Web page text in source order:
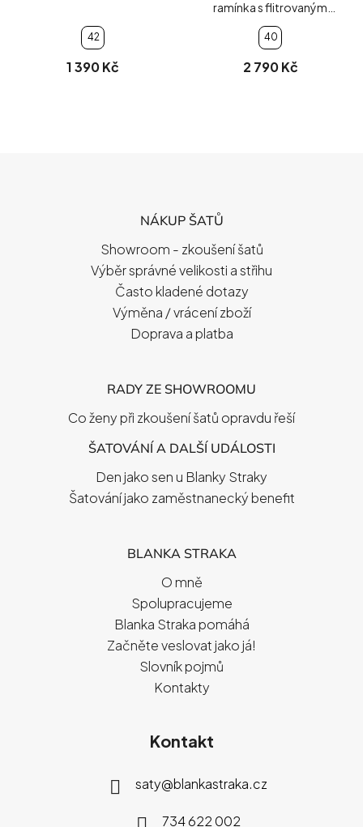
42
1 390 Kč
ramínka s flitrovaným
bolerkem
40
2 790 Kč
NÁKUP ŠATŮ
Showroom - zkoušení šatů
Výběr správné velikosti a střihu
Často kladené dotazy
Výměna / vrácení zboží
Doprava a platba
RADY ZE SHOWROOMU
Co ženy při zkoušení šatů opravdu řeší
ŠATOVÁNÍ A DALŠÍ UDÁLOSTI
Den jako sen u Blanky Straky
Šatování jako zaměstnanecký benefit
BLANKA STRAKA
O mně
Spolupracujeme
Blanka Straka pomáhá
Začněte veslovat jako já!
Slovník pojmů
Kontakty
Kontakt
saty@blankastraka.cz
734 622 002